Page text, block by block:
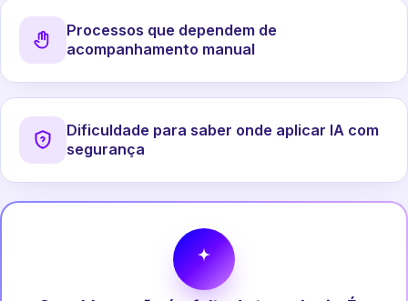
Processos que dependem de
acompanhamento manual
Dificuldade para saber onde aplicar IA com
segurança